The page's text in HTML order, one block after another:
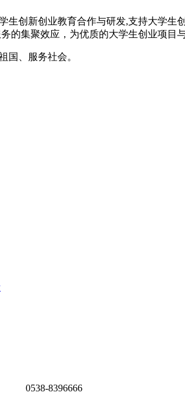
创新创业教育合作与研发,支持大学生
集聚效应，为优质的大学生创业项目
国、服务社会。
0538-8396666